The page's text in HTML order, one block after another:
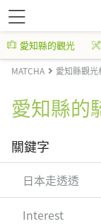
愛知縣的觀光
MATCHA 愛知縣觀光
愛知縣的
關鍵字
日本走透透
Interest